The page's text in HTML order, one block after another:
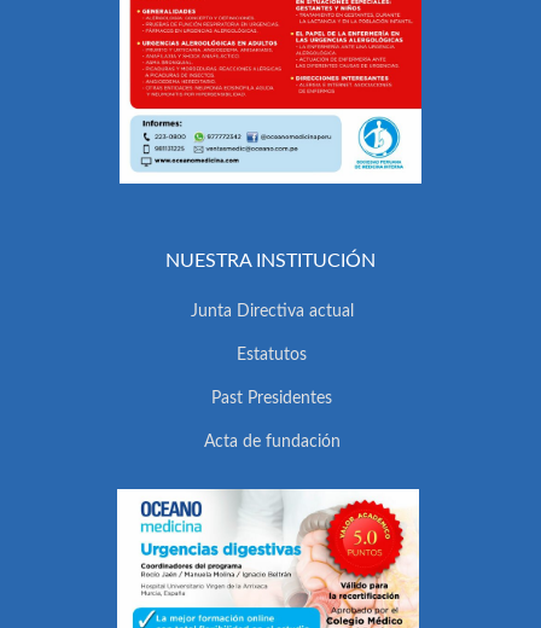
NUESTRA INSTITUCIÓN
Junta Directiva actual
Estatutos
Past Presidentes
Acta de fundación